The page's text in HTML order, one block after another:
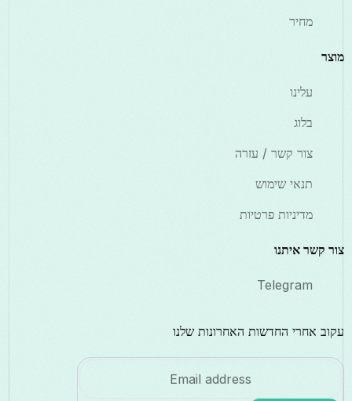
מחיר
מוצר
עלינו
בלוג
צור קשר / עזרה
תנאי שימוש
מדיניות פרטיות
צור קשר איתנו
Telegram
עקוב אחרי החדשות האחרונות שלנו